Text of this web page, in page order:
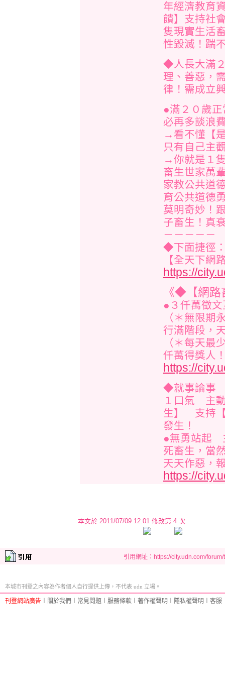
年經濟教育
饋】支持社
隻現實生活
性毀滅！踹
◆人長大滿
理、善惡，
律！需成立
●滿２０歲
必再多談浪
→看不懂【
只有自己主
→你就是１
畜生世家萬
家教公共道
育公共道德
莫明奇妙！
子畜生！真
－－－－－
◆下面捷徑
【全天下網
https://
《◆【網
●３仟萬徵
（＊無限期
行滿階段，
（＊每天最
仟萬得獎人
https://
◆就事論事
１口氣 主
生】 支持
發生！
●無勇站起
死畜生，當
天天作惡，
https://
本文於 2011/07/09 12:01 修改第 4 次
引用網址：https://city.udn.com/
本城市刊登之內容為作者個人自行提供上傳，不代表 udn 立場。
刊登網站廣告 關於我們 常見問題 服務條款 著作權聲明 隱私權聲明 客服